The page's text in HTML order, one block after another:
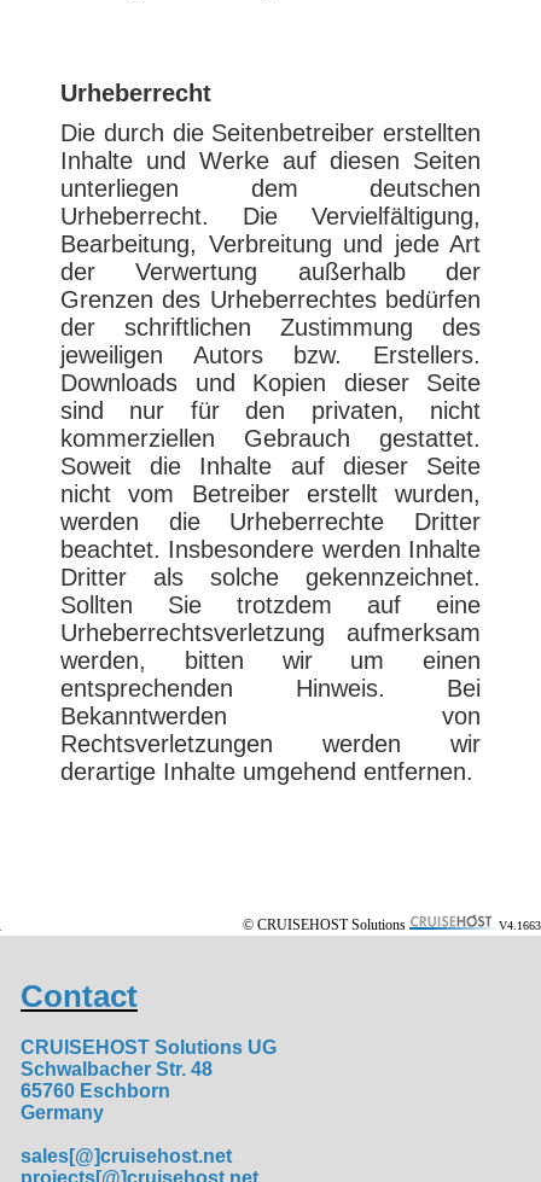
Urheberrecht
Die durch die Seitenbetreiber erstellten
Inhalte und Werke auf diesen Seiten
unterliegen dem deutschen
Urheberrecht. Die Vervielfältigung,
Bearbeitung, Verbreitung und jede Art
der Verwertung außerhalb der
Grenzen des Urheberrechtes bedürfen
der schriftlichen Zustimmung des
jeweiligen Autors bzw. Erstellers.
Downloads und Kopien dieser Seite
sind nur für den privaten, nicht
kommerziellen Gebrauch gestattet.
Soweit die Inhalte auf dieser Seite
nicht vom Betreiber erstellt wurden,
werden die Urheberrechte Dritter
beachtet. Insbesondere werden Inhalte
Dritter als solche gekennzeichnet.
Sollten Sie trotzdem auf eine
Urheberrechtsverletzung aufmerksam
werden, bitten wir um einen
entsprechenden Hinweis. Bei
Bekanntwerden von
Rechtsverletzungen werden wir
derartige Inhalte umgehend entfernen.
© CRUISEHOST Solutions V4.1663
Contact
CRUISEHOST Solutions UG
Schwalbacher Str. 48
65760 Eschborn
Germany
sales[@]cruisehost.net
projects[@]cruisehost.net